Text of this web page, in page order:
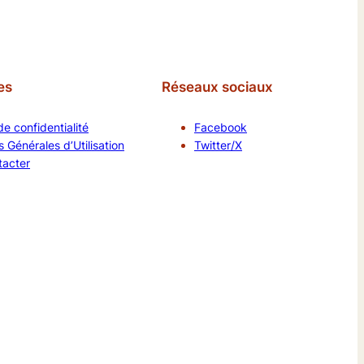
confidentialité
Générales d’Utilisation
Réseaux sociaux
Facebook
Twitter/X